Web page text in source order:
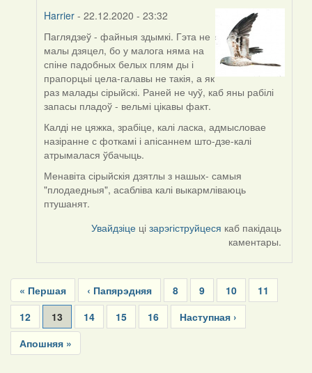
Harrier - 22.12.2020 - 23:32
In
reply
to
by
Lighty
Паглядзеў - файныя здымкі. Гэта не
малы дзяцел, бо у малога няма на
спіне падобных белых плям ды і
прапорцыі цела-галавы не такія, а як
раз малады сірыйскі. Раней не чуў, каб яны рабілі
запасы пладоў - вельмі цікавы факт.
Калді не цяжка, зрабіце, калі ласка, адмысловае
назіранне с фоткамі і апісаннем што-дзе-калі
атрымалася ўбачыць.
Менавіта сірыйскія дзятлы з нашых- самыя
"плодаедныя", асабліва калі выкармліваюць
птушанят.
Увайдзіце цізарэгіструйцеся каб пакідаць
каментары.
Pagination
First
page
« Першая
Previous
page
‹ Папярэдняя Page
8 Page
9 Page
10 Page
11
Page
12
Current
page
13 Page
14 Page
15 Page
16
Next
page
Наступная ›
Last
page
Апошняя »